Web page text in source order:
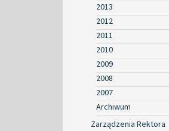
2013
2012
2011
2010
2009
2008
2007
Archiwum
Zarządzenia Rektora